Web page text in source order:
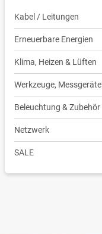
Kabel / Leitungen
Erneuerbare Energien
Klima, Heizen & Lüften
Werkzeuge, Messgeräte
Beleuchtung & Zubehör
Netzwerk
SALE